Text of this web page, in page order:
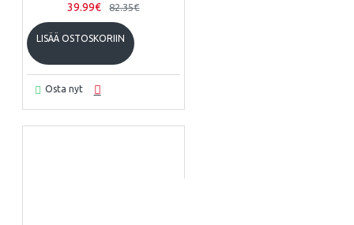
39.99€ 82.35€
LISÄÄ OSTOSKORIIN
Osta nyt